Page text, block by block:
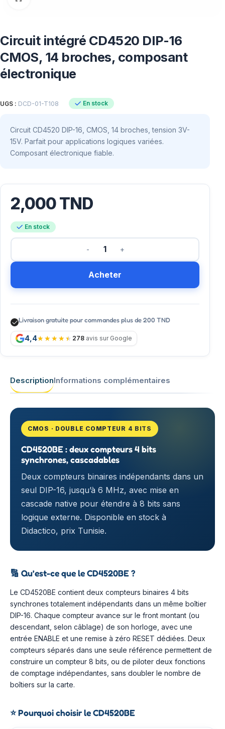
Circuit intégré CD4520 DIP-16
CMOS, 14 broches, composant
électronique
UGS : DCD-01-T108 En stock
Circuit CD4520 DIP-16, CMOS, 14 broches, tension 3V-
15V. Parfait pour applications logiques variées.
Composant électronique fiable.
2,000TND
En stock
Acheter
Livraison gratuite pour commandes plus de 200 TND
4,4 278 avis sur Google
DescriptionInformations complémentaires
CMOS · DOUBLE COMPTEUR 4 BITS
CD4520BE : deux compteurs 4 bits
synchrones, cascadables
Deux compteurs binaires indépendants dans un
seul DIP-16, jusqu’à 6 MHz, avec mise en
cascade native pour étendre à 8 bits sans
logique externe. Disponible en stock à
Didactico, prix Tunisie.
🔢 Qu’est-ce que le CD4520BE ?
Le CD4520BE contient deux compteurs binaires 4 bits
synchrones totalement indépendants dans un même boîtier
DIP-16. Chaque compteur avance sur le front montant (ou
descendant, selon câblage) de son horloge, avec une
entrée ENABLE et une remise à zéro RESET dédiées. Deux
compteurs séparés dans une seule référence permettent de
construire un compteur 8 bits, ou de piloter deux fonctions
de comptage indépendantes, sans doubler le nombre de
boîtiers sur la carte.
⭐Pourquoi choisir le CD4520BE